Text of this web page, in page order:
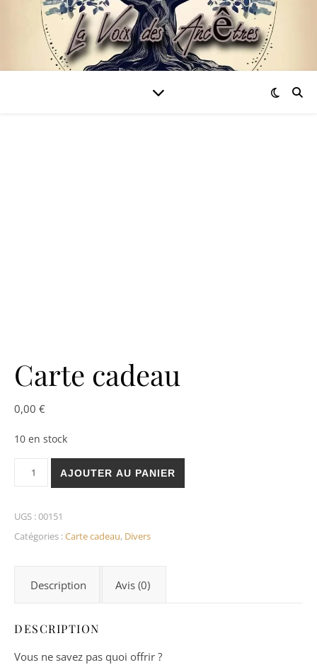
Carte cadeau
0,00 €
10 en stock
AJOUTER AU PANIER
UGS :00151
Catégories :Carte cadeau, Divers
Description Avis (0)
DESCRIPTION
Vous ne savez pas quoi offrir ?